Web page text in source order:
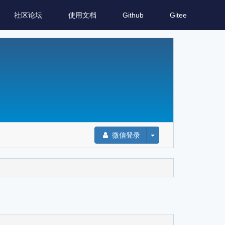
社区论坛 使用文档 Github Gitee
微信登录